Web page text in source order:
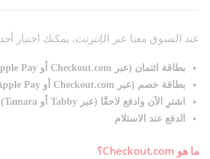
عند التسوق معنا عبر الإنترنت، يمكنك اختيار أحد
بطاقة ائتمان (عبر Checkout.com أو Apple Pay)
بطاقة خصم (عبر Checkout.com أو Apple Pay)
اشترِ الآن وادفع لاحقًا (عبر Tabby أو Tamara)
الدفع عند الاستلام
ما هو Checkout.com؟